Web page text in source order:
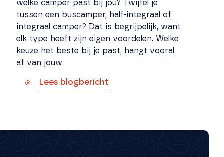
welke camper past bij jou? Twijfel je
tussen een buscamper, half-integraal of
integraal camper? Dat is begrijpelijk, want
elk type heeft zijn eigen voordelen. Welke
keuze het beste bij je past, hangt vooral
af van jouw
Lees blogbericht